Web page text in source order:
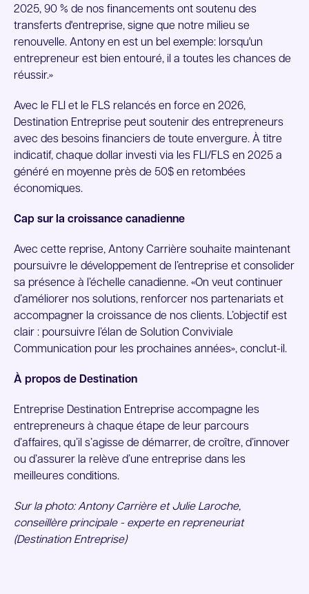
2025, 90 % de nos financements ont soutenu des
transferts d'entreprise, signe que notre milieu se
renouvelle. Antony en est un bel exemple: lorsqu'un
entrepreneur est bien entouré, il a toutes les chances de
réussir.»
Avec le FLI et le FLS relancés en force en 2026,
Destination Entreprise peut soutenir des entrepreneurs
avec des besoins financiers de toute envergure. À titre
indicatif, chaque dollar investi via les FLI/FLS en 2025 a
généré en moyenne près de 50$ en retombées
économiques.
Cap sur la croissance canadienne
Avec cette reprise, Antony Carrière souhaite maintenant
poursuivre le développement de l’entreprise et consolider
sa présence à l’échelle canadienne. «On veut continuer
d’améliorer nos solutions, renforcer nos partenariats et
accompagner la croissance de nos clients. L’objectif est
clair : poursuivre l’élan de Solution Conviviale
Communication pour les prochaines années», conclut-il.
À propos de Destination
Entreprise Destination Entreprise accompagne les
entrepreneurs à chaque étape de leur parcours
d’affaires, qu’il s’agisse de démarrer, de croître, d’innover
ou d’assurer la relève d’une entreprise dans les
meilleures conditions.
Sur la photo: Antony Carrière et Julie Laroche,
conseillère principale - experte en repreneuriat
(Destination Entreprise)